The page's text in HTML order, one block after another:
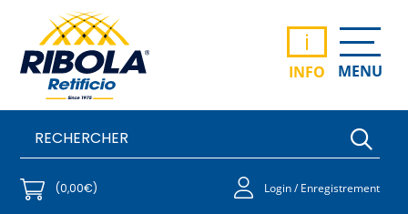
i
INFO MENU
(0,00€) Login / Enregistrement